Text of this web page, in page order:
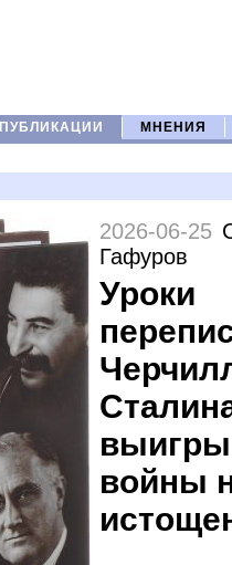
ПУБЛИКАЦИИ МНЕНИЯ
2026-06-25
Гафуров
Уроки
войны